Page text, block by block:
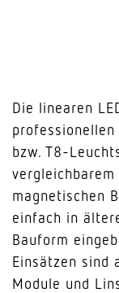
Die linearen
bzw. T8-
magnetischen
einfach in
Bauform
Einsätzen sind
Module und